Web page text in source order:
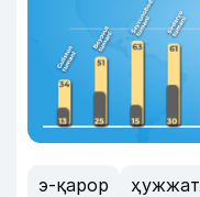
э-қарор